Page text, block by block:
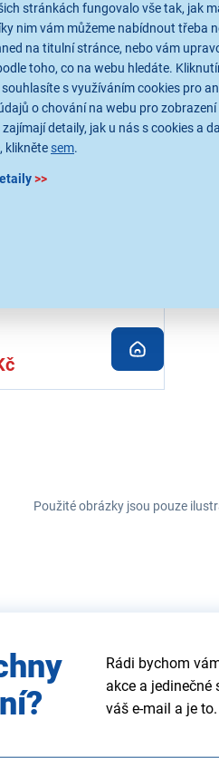
stránkách fungovalo vše tak, jak
nim vám můžeme nabídnout třeba
na titulní stránce, nebo vám
toho, co na webu hledáte.
souhlasíte s využíváním cookies pro
o chování na webu pro
detaily, jak u nás s cookies a
klikněte sem.
>>
4,87x
WA1203
12" (30 cm) aktivní
max. špičkový výstupní
Použité obrázky jsou pouze
Rádi bychom
akce a jedinečné
váš e-mail a je to.